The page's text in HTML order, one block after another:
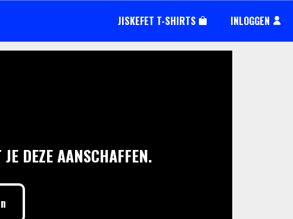
JISKEFET T-SHIRTS INLOGGEN
DEZE AANSCHAFFEN.